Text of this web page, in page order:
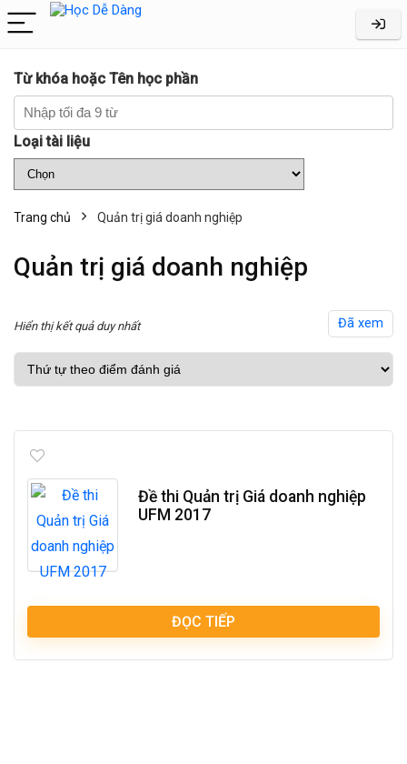
Từ khóa hoặc Tên học phần
Loại tài liệu
Trang chủ Quản trị giá doanh nghiệp
Quản trị giá doanh nghiệp
Đã xem
Hiển thị kết quả duy nhất
Đề thi Quản trị Giá doanh nghiệp
UFM 2017
ĐỌC TIẾP